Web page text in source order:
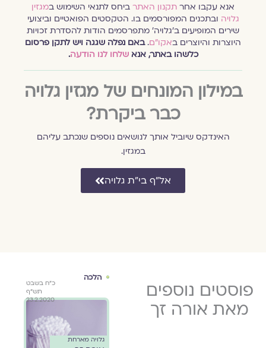
אנא עקבו אחרתקנון האתרביחס לתנאי השימוש ב מגזין
גלויהובתכנים המפורסמים בו. הטקסטים הפואטיים וביצועי
שירים המופיעים ב׳גלויה׳ מתפרסמים הודות להסדרת זכויות
היוצרות והיוצרים ב אקו״ם.באם נפלה שגגה ויש לתקן פרסום
כלשהו באתר, אנאשלחו לנו הודעה.
במילון המונחים של מגזין גלויה
כבר ביקרת?
האינדקס שיוביל אותך לנושאים נוספים שנכתב עליהם
במגזין.
אל״ף בי״ת גלויה
פוסטים נוספים
מאת אורה זך
תש"ף
גלויה מארחת
אורה זך
תפילה בדרך
הלכה
כ"ח בשבט
תש"ף
23.2.2020
גלויה מארחת